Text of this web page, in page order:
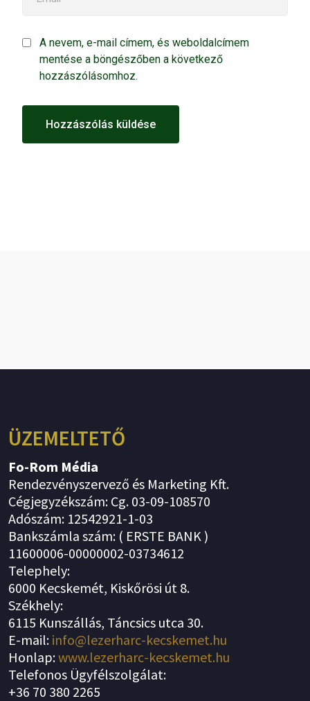
A nevem, e-mail címem, és weboldalcímem
mentése a böngészőben a következő
hozzászólásomhoz.
ÜZEMELTETŐ
Fo-Rom Média
Rendezvényszervező és Marketing Kft.
Cégjegyzékszám: Cg. 03-09-108570
Adószám: 12542921-1-03
Bankszámla szám: ( ERSTE BANK )
11600006-00000002-03734612
Telephely:
6000 Kecskemét, Kiskőrösi út 8.
Székhely:
6115 Kunszállás, Táncsics utca 30.
E-mail: info@lezerharc-kecskemet.hu
Honlap:www.lezerharc-kecskemet.hu
Telefonos Ügyfélszolgálat:
+36 70 380 2265